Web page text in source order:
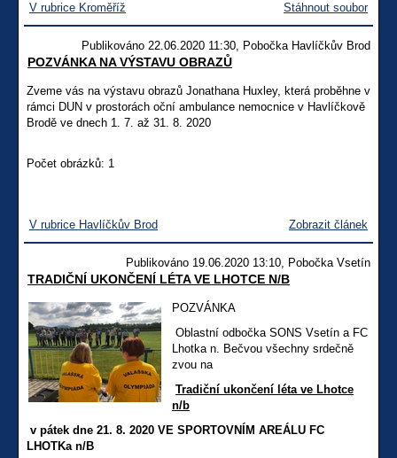
V rubrice Kroměříž Stáhnout soubor
Publikováno 22.06.2020 11:30, Pobočka Havlíčkův Brod
POZVÁNKA NA VÝSTAVU OBRAZŮ
Zveme vás na výstavu obrazů Jonathana Huxley, která proběhne v
rámci DUN v prostorách oční ambulance nemocnice v Havlíčkově
Brodě ve dnech 1. 7. až 31. 8. 2020
Počet obrázků: 1
V rubrice Havlíčkův Brod Zobrazit článek
Publikováno 19.06.2020 13:10, Pobočka Vsetín
TRADIČNÍ UKONČENÍ LÉTA VE LHOTCE N/B
POZVÁNKA
Oblastní odbočka SONS Vsetín a FC
Lhotka n. Bečvou všechny srdečně
zvou na
Tradiční ukončení léta ve Lhotce
n/b
v pátek dne 21. 8. 2020 VE SPORTOVNÍM AREÁLU FC
LHOTKa n/B